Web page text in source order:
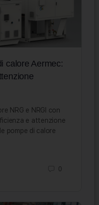
calore Aermec:
NRG e NRGI con
e attenzione
pompe di calore
0